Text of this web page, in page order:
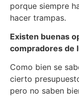
porque siempre
hacer trampas.
Existen buenas
compradores de
Como bien se
cierto
pero no saben